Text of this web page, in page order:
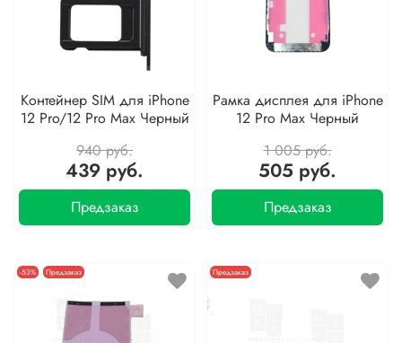
Контейнер SIM для iPhone
12 Pro/12 Pro Max Черный
940 руб.
439 руб.
Предзаказ
Рамка дисплея для iPhone
12 Pro Max Черный
1 005 руб.
505 руб.
Предзаказ
-53% Предзаказ Предзаказ